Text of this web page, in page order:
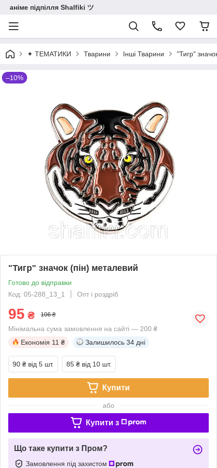
аніме підпілля Shalfiki ツ
✦ ТЕМАТИКИ Тварини Інші Тварини "Тигр"
–10%
"Тигр" значок (пін) металевий
Готово до відправки
Код: 05-288_13_1
Опт і роздріб
95 ₴ 106 ₴
Мінімальна сума замовлення на сайті — 200 ₴
Економія 11 ₴ Залишилось 34 дні
90 ₴ від 5 шт. 85 ₴ від 10 шт.
Купити
або
Купити з
Що таке купити з Пром?
Замовлення під захистом